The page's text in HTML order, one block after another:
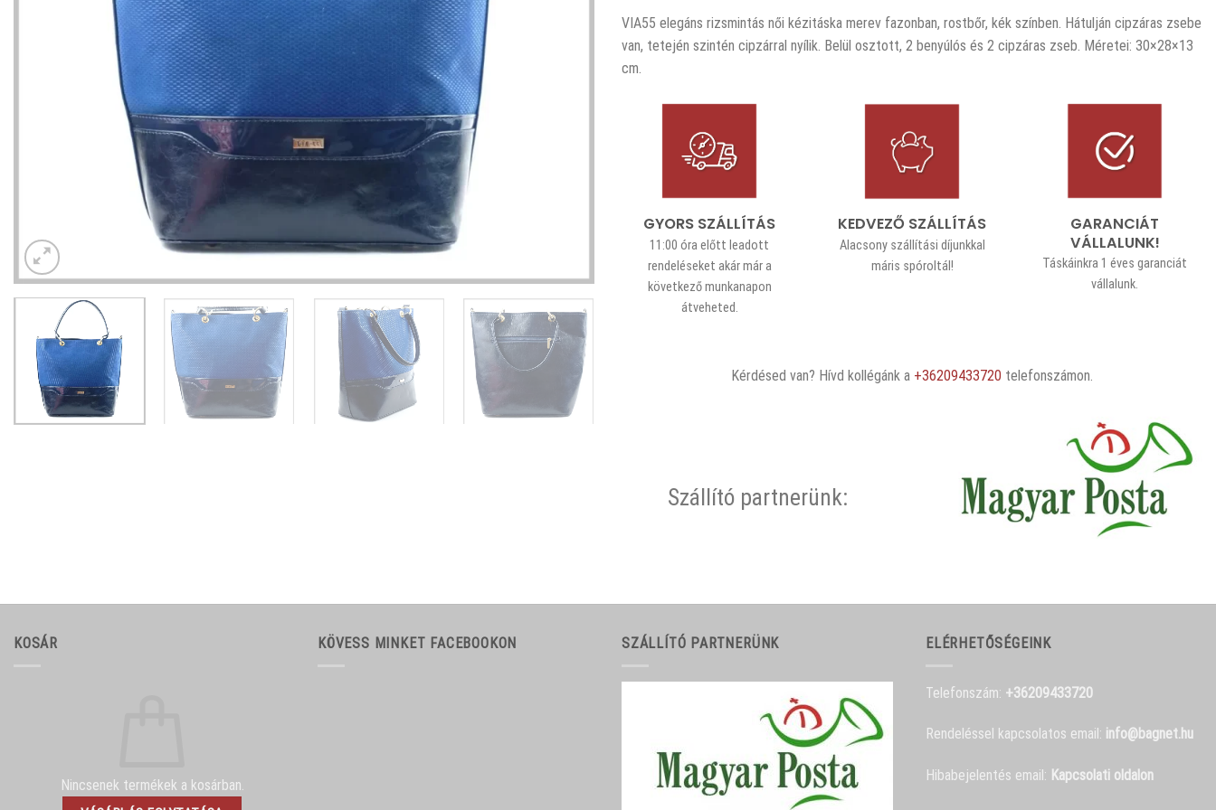
VIA55 elegáns rizsmintás női kézitáska merev fazonban, rostbőr, kék színben. Hátulján cipzáras zsebe
van, tetején szintén cipzárral nyílik. Belül osztott, 2 benyúlós és 2 cipzáras zseb. Méretei: 30×28×13
cm.
GYORS SZÁLLÍTÁS
11:00 óra előtt leadott
rendeléseket akár már a
következő munkanapon
átveheted.
KEDVEZŐ SZÁLLÍTÁS
Alacsony szállítási díjunkkal
máris spóroltál!
GARANCIÁT
VÁLLALUNK!
Táskáinkra 1 éves garanciát
vállalunk.
Kérdésed van? Hívd kollégánk a +36209433720 telefonszámon.
Szállító partnerünk:
KOSÁR
Nincsenek termékek a kosárban.
KÖVESS MINKET FACEBOOKON SZÁLLÍTÓ PARTNERÜNK ELÉRHETŐSÉGEINK
Telefonszám: +36209433720
Rendeléssel kapcsolatos email: info@bagnet.hu
Hibabejelentés email: Kapcsolati oldalon